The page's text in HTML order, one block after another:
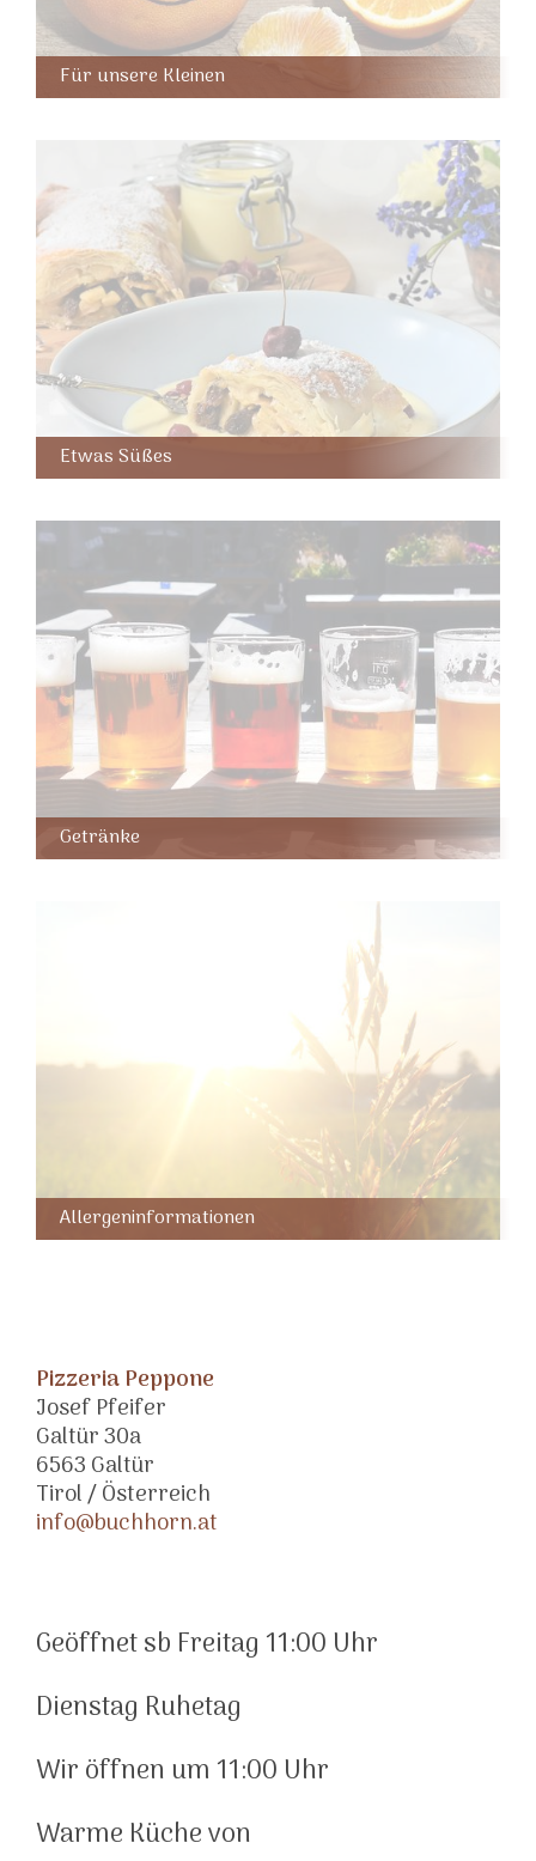
Für unsere Kleinen
Etwas Süßes
Getränke
Allergeninformationen
Pizzeria Peppone
Josef Pfeifer
Galtür 30a
6563 Galtür
Tirol / Österreich
info@buchhorn.at
Geöffnet sb Freitag 11:00 Uhr
Dienstag Ruhetag
Wir öffnen um 11:00 Uhr
Warme Küche von